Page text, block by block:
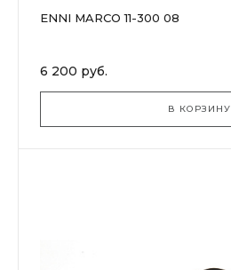
ENNI MARCO 11-300 08
6 200 руб.
В КОРЗИНУ